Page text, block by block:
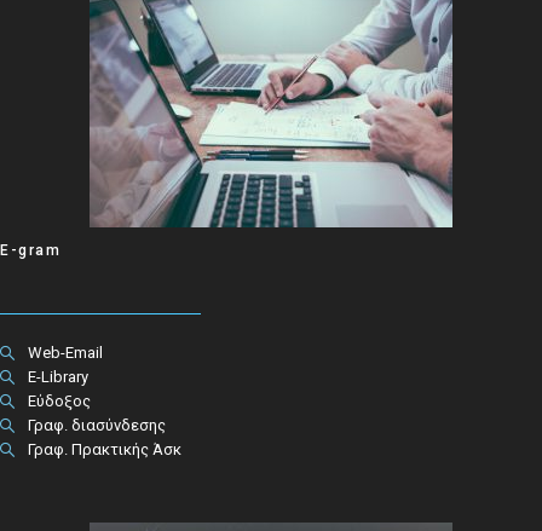
E-gram
Web-Email
E-Library
Εύδοξος
Γραφ. διασύνδεσης
Γραφ. Πρακτικής Άσκ